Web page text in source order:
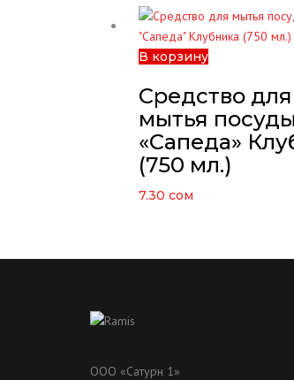
В корзину
Средство для
мытья посуды
«Сапеда»
(750 мл.)
7.30 сом
ООО «Сатурн 1»